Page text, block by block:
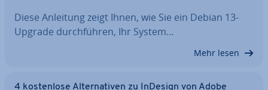
Diese Anleitung zeigt Ihnen, wie Sie ein Debian 13-
Upgrade durch­füh­ren, Ihr System…
Mehr lesen
4 kos­ten­lo­se Al­ter­na­ti­ven zu InDesign von Adobe